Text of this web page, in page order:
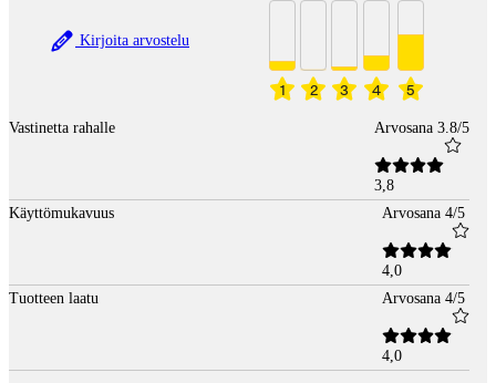
Kirjoita arvostelu
1 2 3 4 5
Vastinetta rahalle Arvosana 3.8/5
3,8
Käyttömukavuus
Arvosana 4/5
4,0
Tuotteen laatu
Arvosana 4/5
4,0